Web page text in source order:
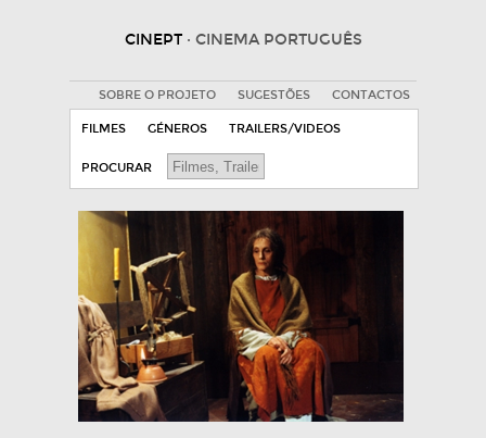
CINEPT · CINEMA PORTUGUÊS
SOBRE O PROJETO SUGESTÕES CONTACTOS
FILMES GÉNEROS TRAILERS/VIDEOS
PROCURAR